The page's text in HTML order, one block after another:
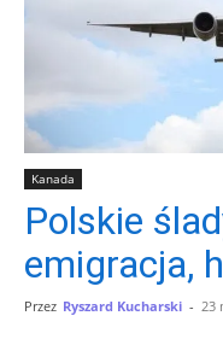
Kanada
Polskie
emigracja,
Przez Ryszard Kucharski - 23